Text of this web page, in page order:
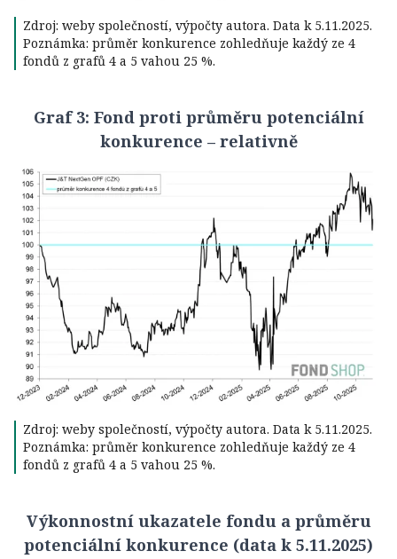
Zdroj: weby společností, výpočty autora. Data k 5.11.2025.
Poznámka: průměr konkurence zohledňuje každý ze 4
fondů z grafů 4 a 5 vahou 25 %.
Graf 3: Fond proti průměru potenciální
konkurence – relativně
Zdroj: weby společností, výpočty autora. Data k 5.11.2025.
Poznámka: průměr konkurence zohledňuje každý ze 4
fondů z grafů 4 a 5 vahou 25 %.
Výkonnostní ukazatele fondu a průměru
potenciální konkurence (data k 5.11.2025)